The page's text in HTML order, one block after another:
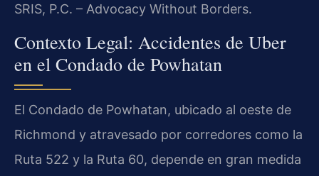
SRIS, P.C. – Advocacy Without Borders.
Contexto Legal: Accidentes de Uber
en el Condado de Powhatan
El Condado de Powhatan, ubicado al oeste de
Richmond y atravesado por corredores como la
Ruta 522 y la Ruta 60, depende en gran medida